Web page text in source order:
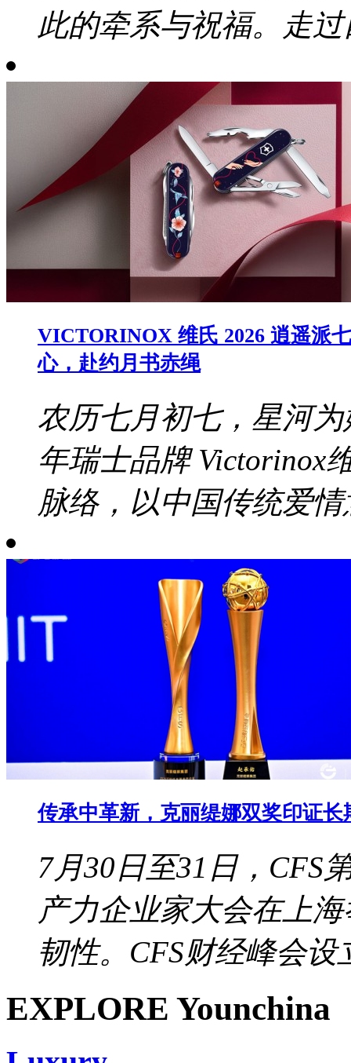
此的牵系与祝福。走
VICTORINOX 维氏 2026 逍遥派
心，赴约月书赤绳
农历七月初七，星河
年瑞士品牌 Victorinox
脉络，以中国传统爱情
传承中革新，克丽缇娜双奖印证长
7月30日至31日，CFS
产力企业家大会在上
韧性。CFS财经峰会设
EXPLORE Younchina